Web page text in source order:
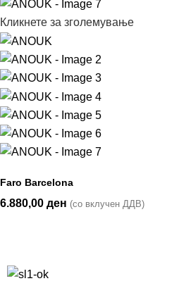
Кликнете за зголемување
Faro Barcelona
6.880,00 ден (со вклучен ДДВ)